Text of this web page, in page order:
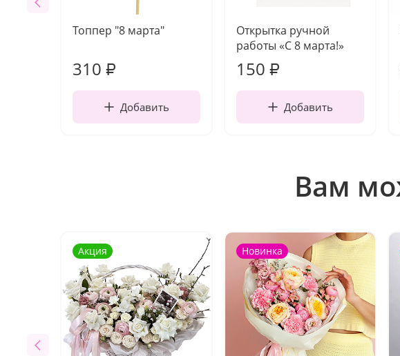
Топпер "8 марта"
310 ₽
Добавить
Открытка ручной
работы «С 8 марта!»
150 ₽
Добавить
Вам
Акция Новинка